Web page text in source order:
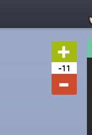
-11